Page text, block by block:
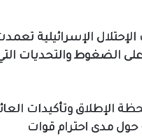
الإسرائيلية
على الضغوط والتحديات
الإطلاق وتأكيدات
مدى احترام قوات